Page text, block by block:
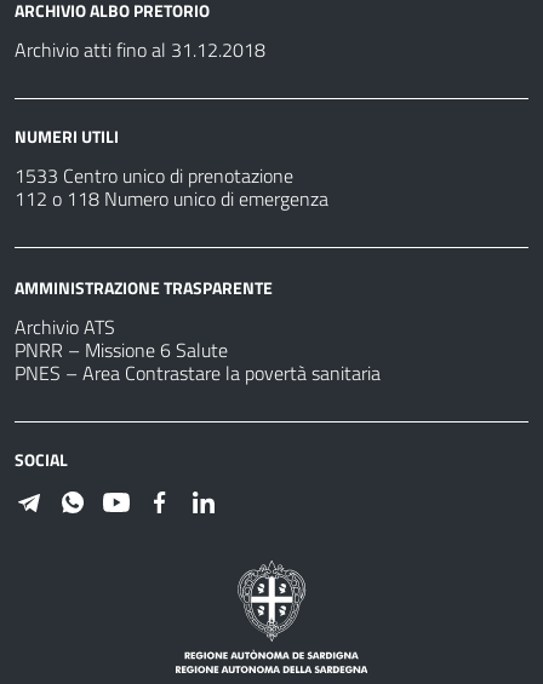
ARCHIVIO ALBO PRETORIO
Archivio atti fino al 31.12.2018
NUMERI UTILI
1533 Centro unico di prenotazione
112 o 118 Numero unico di emergenza
AMMINISTRAZIONE TRASPARENTE
Archivio ATS
PNRR – Missione 6 Salute
PNES – Area Contrastare la povertà sanitaria
SOCIAL